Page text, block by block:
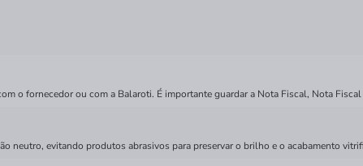
o fornecedor ou com a Balaroti. É importante guardar a Nota Fiscal, Nota
neutro, evitando produtos abrasivos para preservar o brilho e o acabamento